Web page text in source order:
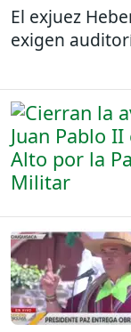
El exjuez
exigen